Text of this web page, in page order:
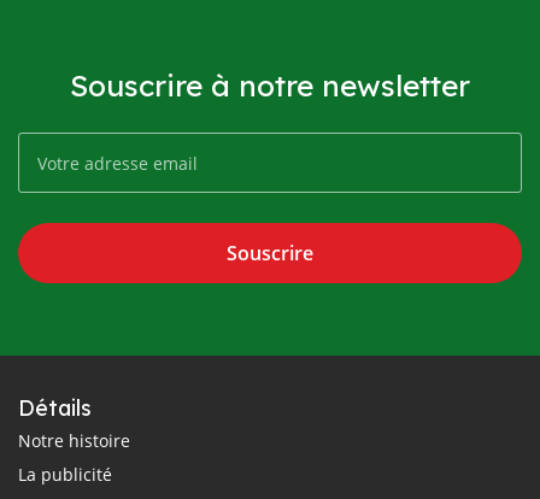
Souscrire à notre newsletter
Souscrire
Détails
Notre histoire
La publicité